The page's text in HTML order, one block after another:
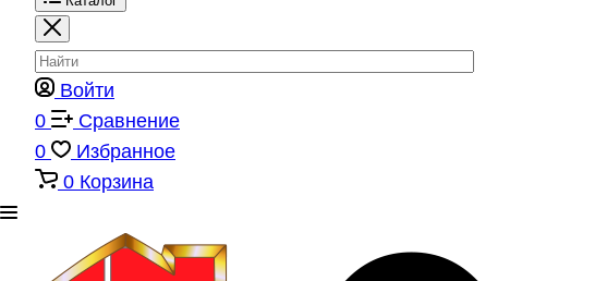
Войти
0
Сравнение
0
Избранное
0 Корзина